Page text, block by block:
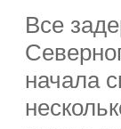
Все
начала